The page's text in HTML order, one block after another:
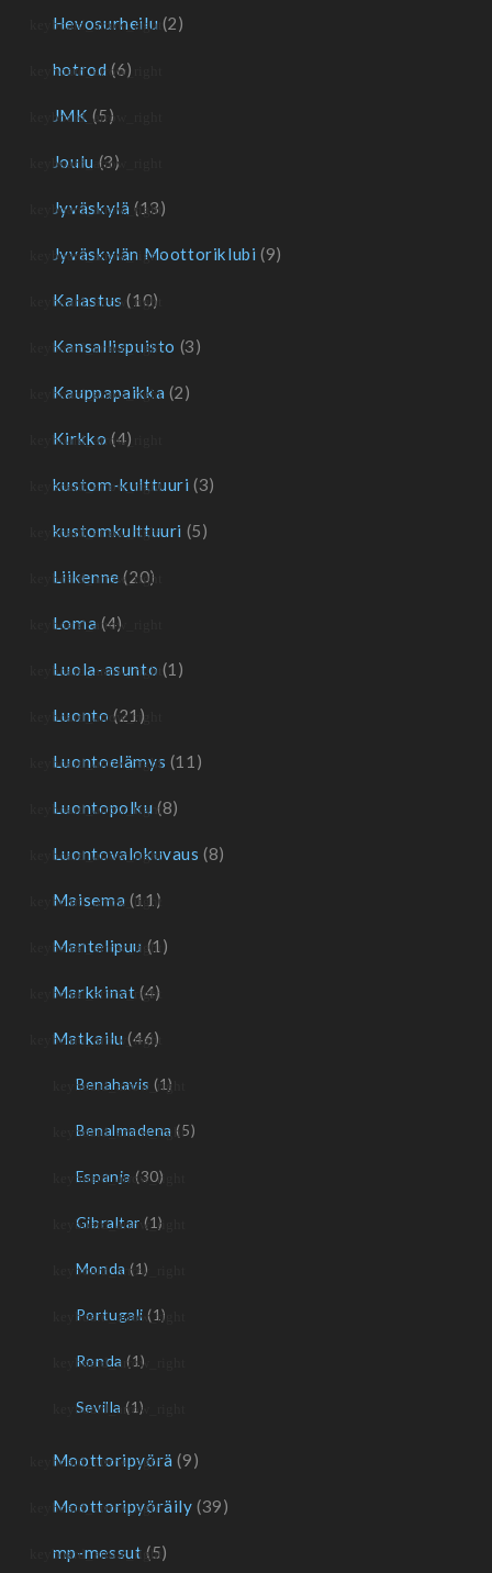
Hevosurheilu (2)
hotrod (6)
JMK (5)
Joulu (3)
Jyväskylä (13)
Jyväskylän Moottoriklubi (9)
Kalastus (10)
Kansallispuisto (3)
Kauppapaikka (2)
Kirkko (4)
kustom-kulttuuri (3)
kustomkulttuuri (5)
Liikenne (20)
Loma (4)
Luola-asunto (1)
Luonto (21)
Luontoelämys (11)
Luontopolku (8)
Luontovalokuvaus (8)
Maisema (11)
Mantelipuu (1)
Markkinat (4)
Matkailu (46)
Benahavis (1)
Benalmadena (5)
Espanja (30)
Gibraltar (1)
Monda (1)
Portugali (1)
Ronda (1)
Sevilla (1)
Moottoripyörä (9)
Moottoripyöräily (39)
mp-messut (5)